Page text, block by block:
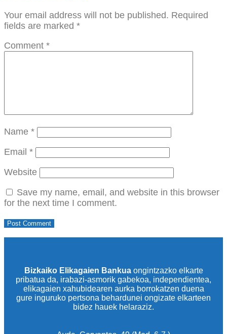
Your email address will not be published. Required
fields are marked *
Comment *
Name *
Email *
Website
Save my name, email, and website in this browser
for the next time I comment.
Bizkaiko Elikagaien Bankuaongintzazko elkarte
pribatua da, irabazi-asmorik gabekoa, independientea,
elikagaien xahubidearen aurka borrokatzen duena
gure inguruko pertsona behardunei ongizate elkarteen
bidez hauek helaraziz.